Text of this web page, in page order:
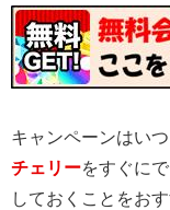
キャンペーンはい
チェリーをすぐに
しておくことをおす